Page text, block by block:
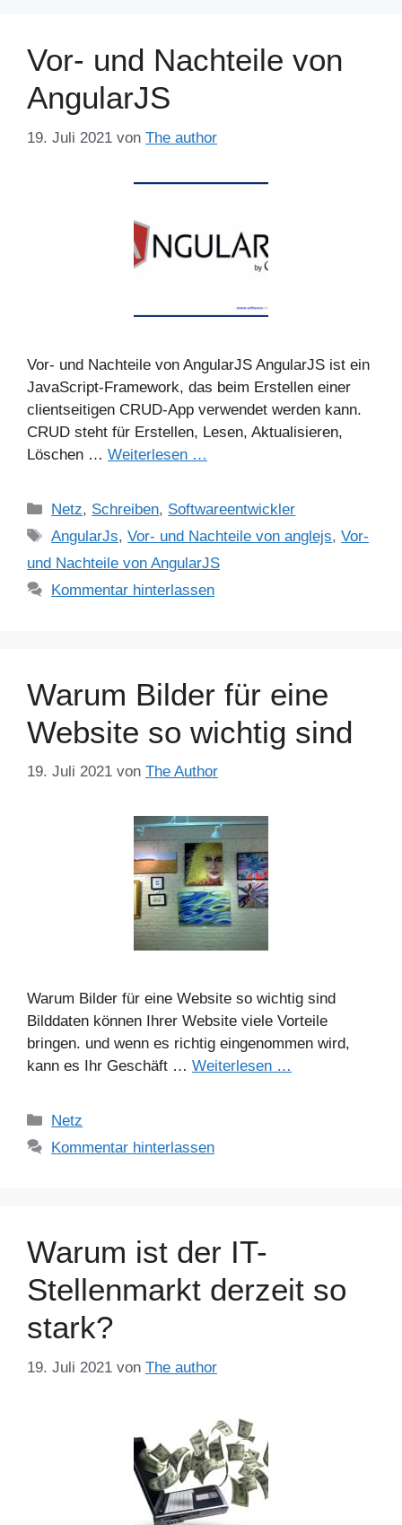
Vor- und Nachteile von
AngularJS
19. Juli 2021 von The author
Vor- und Nachteile von AngularJS AngularJS ist ein
JavaScript-Framework, das beim Erstellen einer
clientseitigen CRUD-App verwendet werden kann.
CRUD steht für Erstellen, Lesen, Aktualisieren,
Löschen … Weiterlesen …
Kategorien
Netz, Schreiben, Softwareentwickler
Schlagwörter
AngularJs,Vor- und Nachteile von anglejs,Vor-
und Nachteile von AngularJS
Kommentar hinterlassen
Warum Bilder für eine
Website so wichtig sind
19. Juli 2021 von The Author
Warum Bilder für eine Website so wichtig sind
Bilddaten können Ihrer Website viele Vorteile
bringen. und wenn es richtig eingenommen wird,
kann es Ihr Geschäft … Weiterlesen …
Kategorien
Netz
Kommentar hinterlassen
Warum ist der IT-
Stellenmarkt derzeit so
stark?
19. Juli 2021 von The author